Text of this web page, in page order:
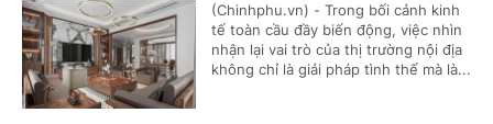
(Chinhphu.vn) - Trong bối cảnh kinh
tế toàn cầu đầy biến động, việc nhìn
nhận lại vai trò của thị trường nội địa
không chỉ là giải pháp tình thế mà là...